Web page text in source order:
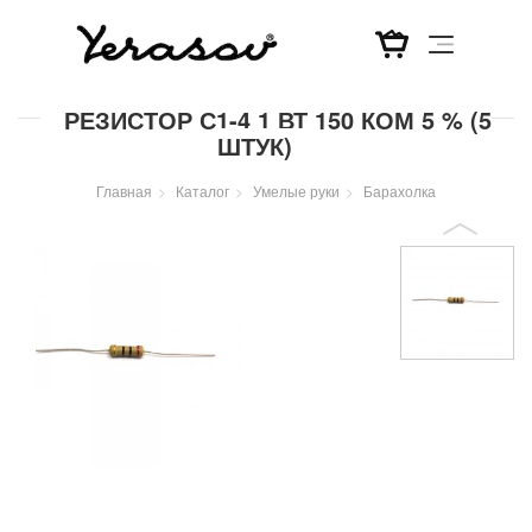
РЕЗИСТОР С1-4 1 ВТ 150 КОМ 5 % (5
ШТУК)
Главная Каталог Умелые руки Барахолка